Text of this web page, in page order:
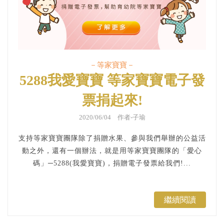
－等家寶寶－
5288我愛寶寶 等家寶寶電子發
票捐起來!
2020/06/04 作者-子瑜
支持等家寶寶團隊除了捐贈水果、參與我們舉辦的公益活
動之外，還有一個辦法，就是用等家寶寶團隊的「愛心
碼」─5288(我愛寶寶)，捐贈電子發票給我們!...
繼續閱讀